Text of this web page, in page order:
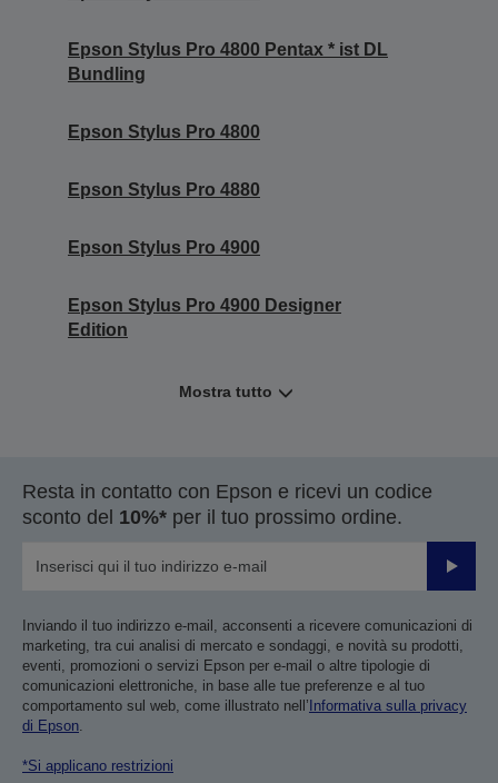
Epson Stylus Pro 4800 Pentax * ist DL
Bundling
Epson Stylus Pro 4800
Epson Stylus Pro 4880
Epson Stylus Pro 4900
Epson Stylus Pro 4900 Designer
Edition
Mostra tutto
Resta in contatto con Epson e ricevi un codice
sconto del 10%* per il tuo prossimo ordine.
Invia
Inviando il tuo indirizzo e-mail, acconsenti a ricevere comunicazioni di
marketing, tra cui analisi di mercato e sondaggi, e novità su prodotti,
eventi, promozioni o servizi Epson per e-mail o altre tipologie di
comunicazioni elettroniche, in base alle tue preferenze e al tuo
comportamento sul web, come illustrato nell’Informativa sulla privacy
di Epson
*Si applicano restrizioni